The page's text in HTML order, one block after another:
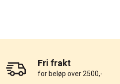
Fri frakt
for beløp over 2500,-